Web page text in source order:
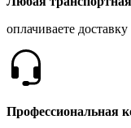
оплачиваете
Профессиональная